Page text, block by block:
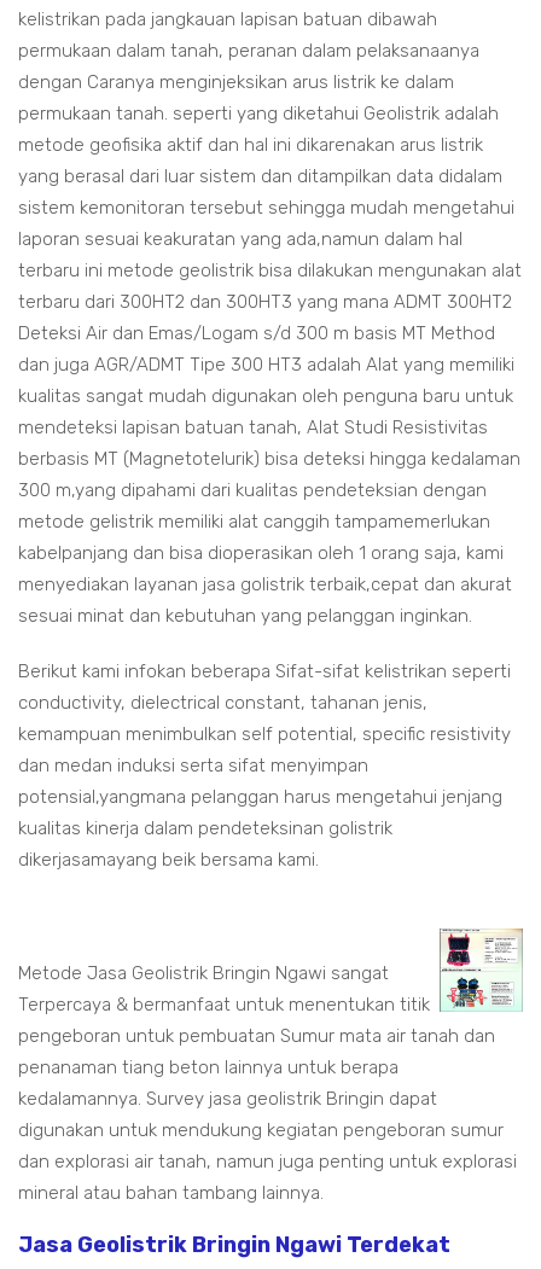
kelistrikan pada jangkauan lapisan batuan dibawah
permukaan dalam tanah, peranan dalam pelaksanaanya
dengan Caranya menginjeksikan arus listrik ke dalam
permukaan tanah. seperti yang diketahui Geolistrik adalah
metode geofisika aktif dan hal ini dikarenakan arus listrik
yang berasal dari luar sistem dan ditampilkan data didalam
sistem kemonitoran tersebut sehingga mudah mengetahui
laporan sesuai keakuratan yang ada,namun dalam hal
terbaru ini metode geolistrik bisa dilakukan mengunakan alat
terbaru dari 300HT2 dan 300HT3 yang mana ADMT 300HT2
Deteksi Air dan Emas/Logam s/d 300 m basis MT Method
dan juga AGR/ADMT Tipe 300 HT3 adalah Alat yang memiliki
kualitas sangat mudah digunakan oleh penguna baru untuk
mendeteksi lapisan batuan tanah, Alat Studi Resistivitas
berbasis MT (Magnetotelurik) bisa deteksi hingga kedalaman
300 m,yang dipahami dari kualitas pendeteksian dengan
metode gelistrik memiliki alat canggih tampamemerlukan
kabelpanjang dan bisa dioperasikan oleh 1 orang saja, kami
menyediakan layanan jasa golistrik terbaik,cepat dan akurat
sesuai minat dan kebutuhan yang pelanggan inginkan.
Berikut kami infokan beberapa Sifat-sifat kelistrikan seperti
conductivity, dielectrical constant, tahanan jenis,
kemampuan menimbulkan self potential, specific resistivity
dan medan induksi serta sifat menyimpan
potensial,yangmana pelanggan harus mengetahui jenjang
kualitas kinerja dalam pendeteksinan golistrik
dikerjasamayang beik bersama kami.
Metode Jasa Geolistrik Bringin Ngawi sangat
Terpercaya & bermanfaat untuk menentukan titik
pengeboran untuk pembuatan Sumur mata air tanah dan
penanaman tiang beton lainnya untuk berapa
kedalamannya. Survey jasa geolistrik Bringin dapat
digunakan untuk mendukung kegiatan pengeboran sumur
dan explorasi air tanah, namun juga penting untuk explorasi
mineral atau bahan tambang lainnya.
Jasa Geolistrik Bringin Ngawi Terdekat